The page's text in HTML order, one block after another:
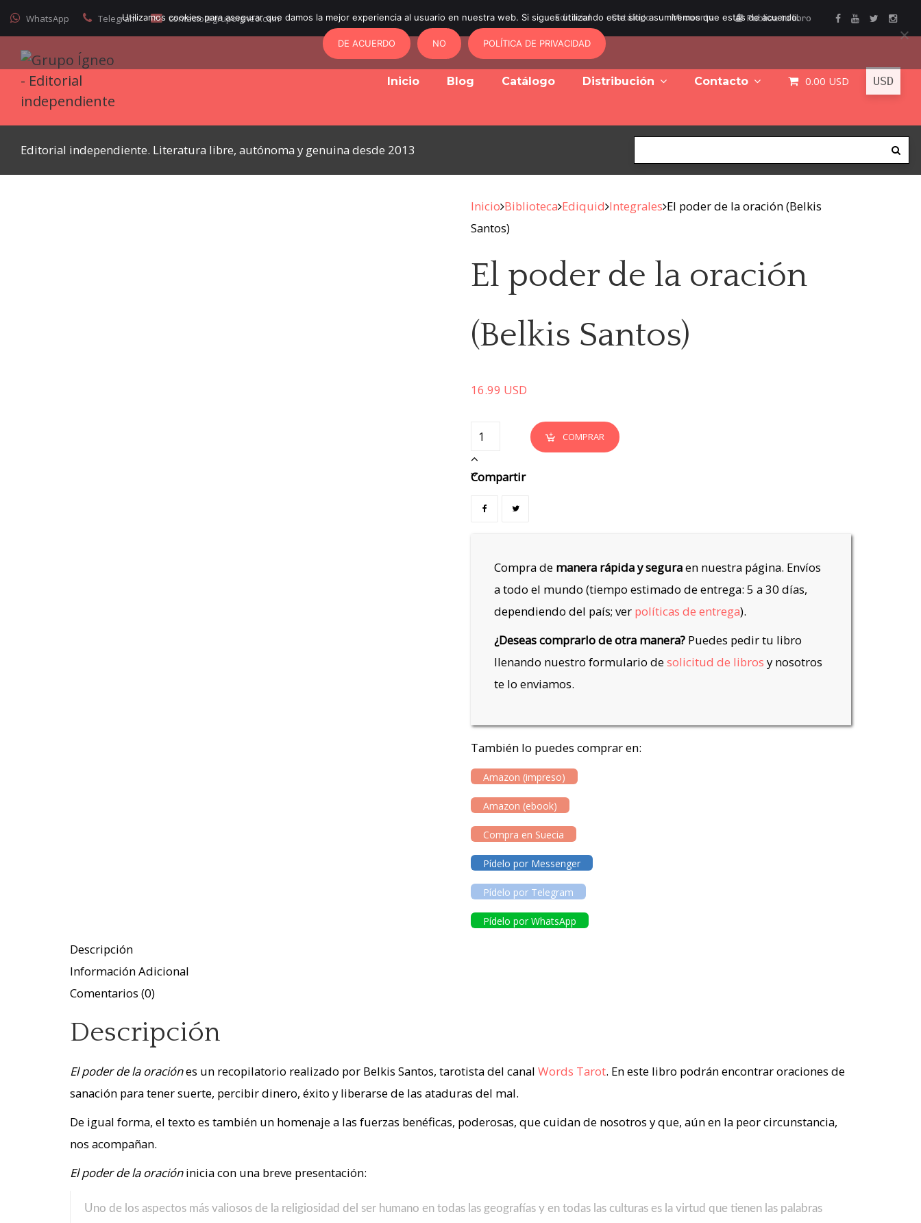
WhatsApp Telegram contacto@grupoigneo.com Editorial Catálogo Mi cuenta Publica tu libro
Inicio Blog Catálogo Distribución Contacto 0.00 USD
Editorial independiente. Literatura libre, autónoma y genuina desde 2013
Inicio Biblioteca Ediquid Integrales El poder de la oración (Belkis
Santos)
El poder de la oración
(Belkis Santos)
16.99 USD
COMPRAR
Compartir
Compra de manera rápida y seguraen nuestra página. Envíos
a todo el mundo (tiempo estimado de entrega: 5 a 30 días,
dependiendo del país; ver políticas de entrega).
¿Deseas comprarlo de otra manera?Puedes pedir tu libro
llenando nuestro formulario desolicitud de libros y nosotros
te lo enviamos.
También lo puedes comprar en:
Amazon (impreso)
Amazon (ebook)
Compra en Suecia
Pídelo por Messenger
Pídelo por Telegram
Pídelo por WhatsApp
Descripción
Información Adicional
Comentarios (0)
Descripción
El poder de la oraciónes un recopilatorio realizado por Belkis Santos, tarotista del canal Words Tarot. En este libro podrán encontrar oraciones de
sanación para tener suerte, percibir dinero, éxito y liberarse de las ataduras del mal.
De igual forma, el texto es también un homenaje a las fuerzas benéficas, poderosas, que cuidan de nosotros y que, aún en la peor circunstancia,
nos acompañan.
El poder de la oracióninicia con una breve presentación:
Uno de los aspectos más valiosos de la religiosidad del ser humano en todas las geografías y en todas las culturas es la virtud que tienen las palabras
Utilizamos cookies para asegurar que damos la mejor experiencia al usuario en nuestra web. Si sigues utilizando este sitio asumiremos que estás de acuerdo.
DE ACUERDO NO POLÍTICA DE PRIVACIDAD